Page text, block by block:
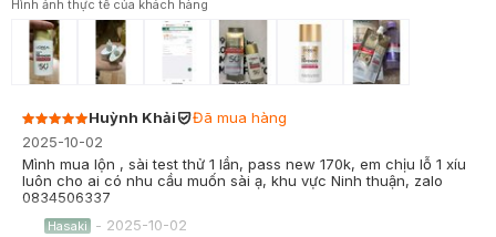
Hình ảnh thực tế của khách hàng
Huỳnh Khải
Đã mua hàng
2025-10-02
Mình mua lộn , sài test thử 1 lần, pass new 170k, em chịu lỗ 1 xíu
luôn cho ai có nhu cầu muốn sài ạ, khu vực Ninh thuận, zalo
0834506337
Hasaki - 2025-10-02